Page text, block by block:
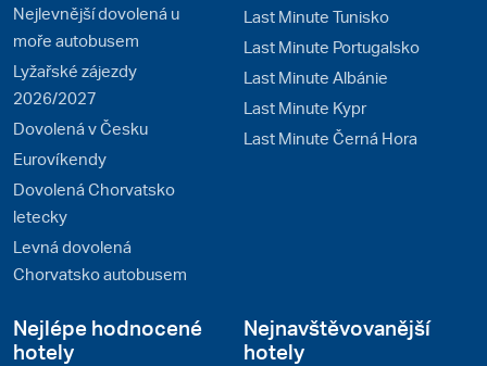
Nejlevnější dovolená u
moře autobusem
Lyžařské zájezdy
2026/2027
Dovolená v Česku
Eurovíkendy
Dovolená Chorvatsko
letecky
Levná dovolená
Chorvatsko autobusem
Last Minute Tunisko
Last Minute Portugalsko
Last Minute Albánie
Last Minute Kypr
Last Minute Černá Hora
Nejlépe hodnocené
hotely
Nejnavštěvovanější
hotely